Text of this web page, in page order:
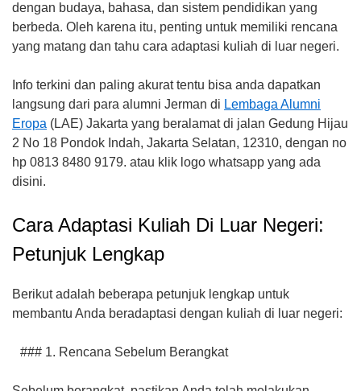
dengan budaya, bahasa, dan sistem pendidikan yang
berbeda. Oleh karena itu, penting untuk memiliki rencana
yang matang dan tahu cara adaptasi kuliah di luar negeri.
Info terkini dan paling akurat tentu bisa anda dapatkan
langsung dari para alumni Jerman di Lembaga Alumni
Eropa (LAE) Jakarta yang beralamat di jalan Gedung Hijau
2 No 18 Pondok Indah, Jakarta Selatan, 12310, dengan no
hp 0813 8480 9179. atau klik logo whatsapp yang ada
disini.
Cara Adaptasi Kuliah Di Luar Negeri:
Petunjuk Lengkap
Berikut adalah beberapa petunjuk lengkap untuk
membantu Anda beradaptasi dengan kuliah di luar negeri:
### 1. Rencana Sebelum Berangkat